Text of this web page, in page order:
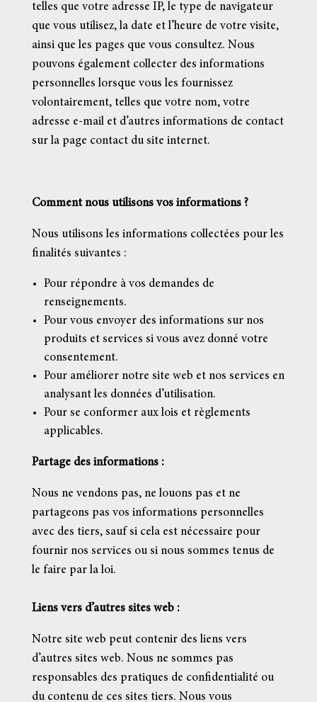
telles que votre adresse IP, le type de navigateur
que vous utilisez, la date et l’heure de votre visite,
ainsi que les pages que vous consultez. Nous
pouvons également collecter des informations
personnelles lorsque vous les fournissez
volontairement, telles que votre nom, votre
adresse e-mail et d’autres informations de contact
sur la page contact du site internet.
Comment nous utilisons vos informations ?
Nous utilisons les informations collectées pour les
finalités suivantes :
Pour répondre à vos demandes de
renseignements.
Pour vous envoyer des informations sur nos
produits et services si vous avez donné votre
consentement.
Pour améliorer notre site web et nos services en
analysant les données d’utilisation.
Pour se conformer aux lois et règlements
applicables.
Partage des informations :
Nous ne vendons pas, ne louons pas et ne
partageons pas vos informations personnelles
avec des tiers, sauf si cela est nécessaire pour
fournir nos services ou si nous sommes tenus de
le faire par la loi.
Liens vers d’autres sites web :
Notre site web peut contenir des liens vers
d’autres sites web. Nous ne sommes pas
responsables des pratiques de confidentialité ou
du contenu de ces sites tiers. Nous vous